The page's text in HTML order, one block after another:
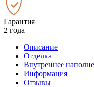
Гарантия
2 года
Описание
Отделка
Внутреннее
Информация
Отзывы